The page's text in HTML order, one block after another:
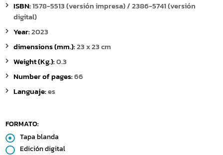
ISBN:1578-5513 (versión impresa) / 2386-5741 (versión
digital)
Year:2023
dimensions (mm.):23 x 23 cm
Weight (Kg.):0.3
Number of pages:66
Languaje:es
FORMATO:
Tapa blanda
Edición digital